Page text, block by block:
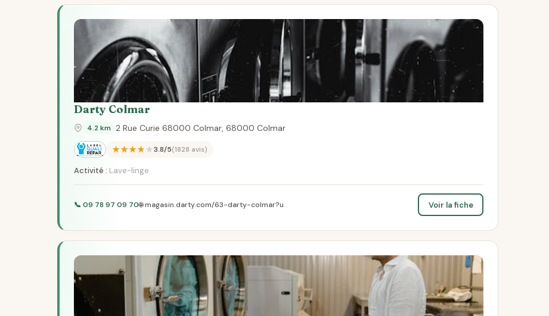
Darty Colmar
4.2 km 2 Rue Curie 68000 Colmar, 68000 Colmar
★★★★★3.8/5(1828 avis)
Activité : Lave-linge
📞 09 78 97 09 70🌐 magasin.darty.com/63-darty-colmar?u Voir la fiche